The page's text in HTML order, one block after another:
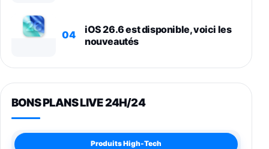
04
iOS 26.6 est disponible, voici les
nouveautés
BONS PLANS LIVE 24H/24
Produits High-Tech